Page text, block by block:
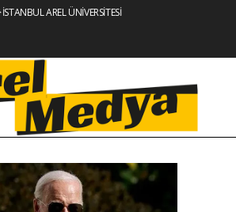
İSTANBUL AREL ÜNİVERSİTESİ